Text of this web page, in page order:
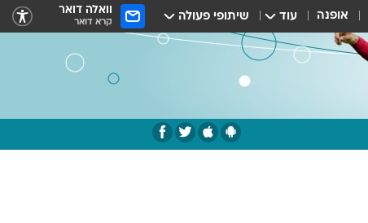
אופנה עוד שיתופי פעולה וואלה דואר
קרא דואר